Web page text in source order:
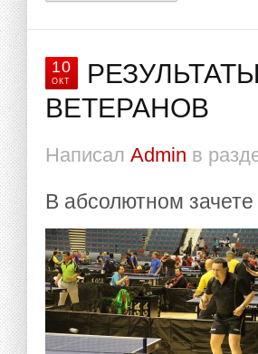
10
ОКТ
ВЕТЕРАНОВ
Написал Admin в
В абсолютном